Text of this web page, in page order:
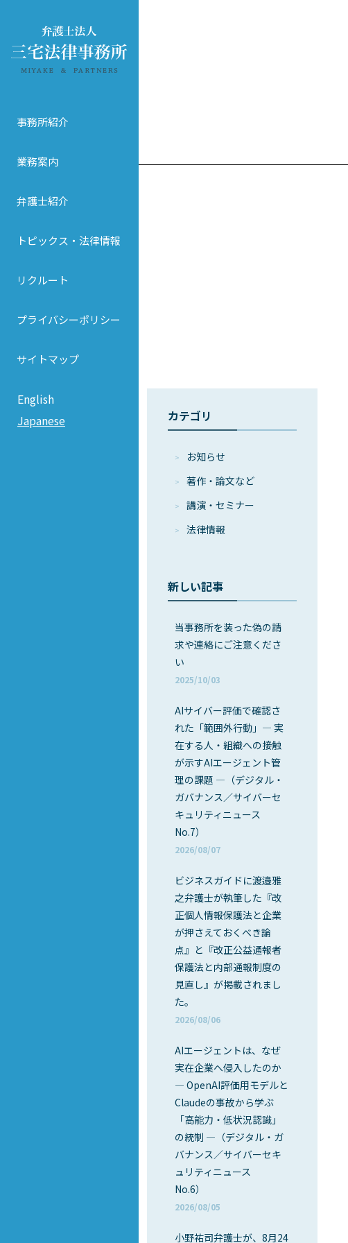
事務所紹介
業務案内
弁護士紹介
トピックス・法律情報
リクルート
プライバシーポリシー
サイトマップ
English
Japanese
カテゴリ
お知らせ
著作・論⽂など
講演・セミナー
法律情報
新しい記事
当事務所を装った偽の請
求や連絡にご注意くださ
い
2025/10/03
AIサイバー評価で確認さ
れた「範囲外行動」― 実
在する人・組織への接触
が示すAIエージェント管
理の課題 ―（デジタル・
ガバナンス／サイバーセ
キュリティニュース
No.7）
2026/08/07
ビジネスガイドに渡邉雅
之弁護士が執筆した『改
正個人情報保護法と企業
が押さえておくべき論
点』と『改正公益通報者
保護法と内部通報制度の
見直し』が掲載されまし
た。
2026/08/06
AIエージェントは、なぜ
実在企業へ侵入したのか
― OpenAI評価用モデルと
Claudeの事故から学ぶ
「高能力・低状況認識」
の統制 ―（デジタル・ガ
バナンス／サイバーセキ
ュリティニュース
No.6）
2026/08/05
小野祐司弁護士が、8月24